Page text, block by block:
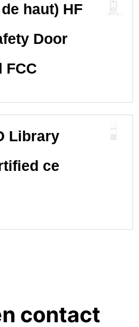
haut) HF
Door
FCC
Library
ce
contact